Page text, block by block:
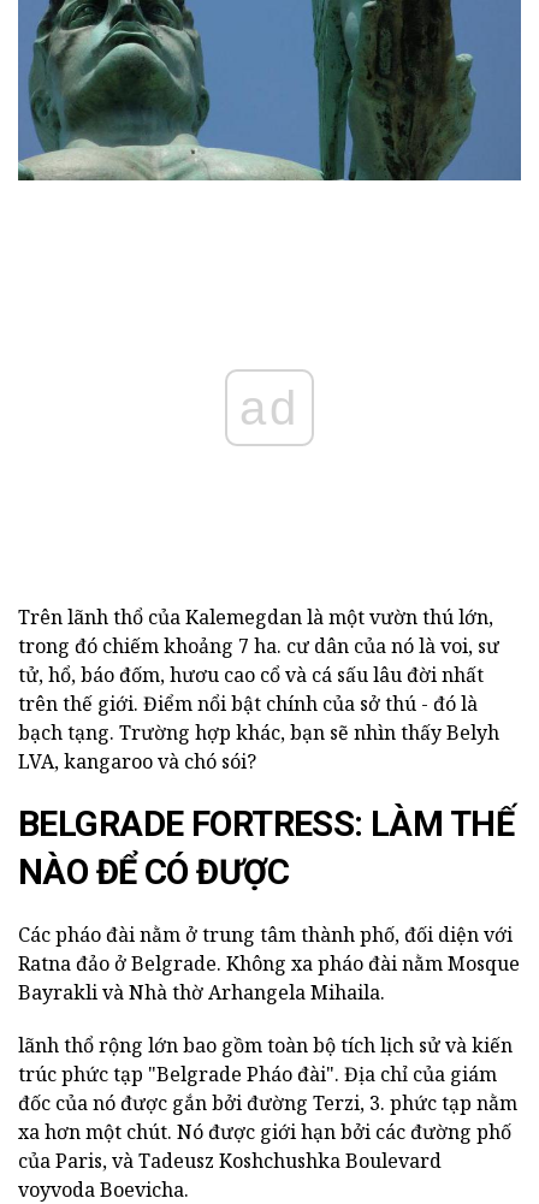
ad
Trên lãnh thổ của Kalemegdan là một vườn thú lớn,
trong đó chiếm khoảng 7 ha. cư dân của nó là voi, sư
tử, hổ, báo đốm, hươu cao cổ và cá sấu lâu đời nhất
trên thế giới. Điểm nổi bật chính của sở thú - đó là
bạch tạng. Trường hợp khác, bạn sẽ nhìn thấy Belyh
LVA, kangaroo và chó sói?
BELGRADE FORTRESS: LÀM THẾ
NÀO ĐỂ CÓ ĐƯỢC
Các pháo đài nằm ở trung tâm thành phố, đối diện với
Ratna đảo ở Belgrade. Không xa pháo đài nằm Mosque
Bayrakli và Nhà thờ Arhangela Mihaila.
lãnh thổ rộng lớn bao gồm toàn bộ tích lịch sử và kiến
trúc phức tạp "Belgrade Pháo đài". Địa chỉ của giám
đốc của nó được gắn bởi đường Terzi, 3. phức tạp nằm
xa hơn một chút. Nó được giới hạn bởi các đường phố
của Paris, và Tadeusz Koshchushka Boulevard
voyvoda Boevicha.